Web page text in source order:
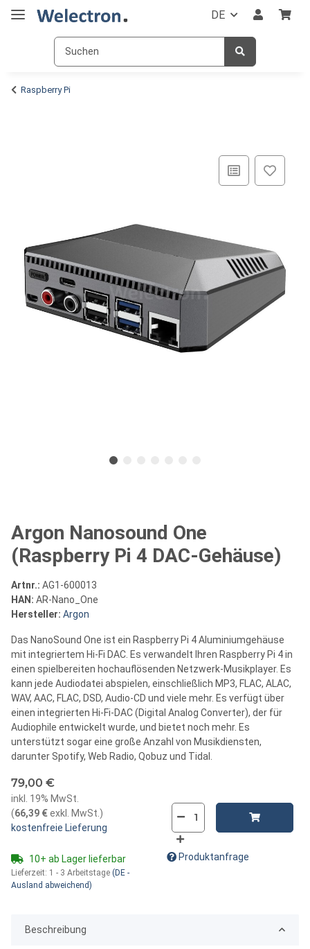
DE
Raspberry Pi
Argon Nanosound One
(Raspberry Pi 4 DAC-Gehäuse)
Artnr.: AG1-600013
HAN: AR-Nano_One
Hersteller: Argon
Das NanoSound One ist ein Raspberry Pi 4 Aluminiumgehäuse
mit integriertem Hi-Fi DAC. Es verwandelt Ihren Raspberry Pi 4 in
einen spielbereiten hochauflösenden Netzwerk-Musikplayer. Es
kann jede Audiodatei abspielen, einschließlich MP3, FLAC, ALAC,
WAV, AAC, FLAC, DSD, Audio-CD und viele mehr. Es verfügt über
einen integrierten Hi-Fi-DAC (Digital Analog Converter), der für
Audiophile entwickelt wurde, und bietet noch mehr. Es
unterstützt sogar eine große Anzahl von Musikdiensten,
darunter Spotify, Web Radio, Qobuz und Tidal.
79,00 €
inkl. 19% MwSt.
(66,39 €exkl. MwSt. )
kostenfreie Lieferung
10+ ab Lager lieferbar
Lieferzeit: 1 - 3 Arbeitstage (DE -
Ausland abweichend)
Produktanfrage
Beschreibung